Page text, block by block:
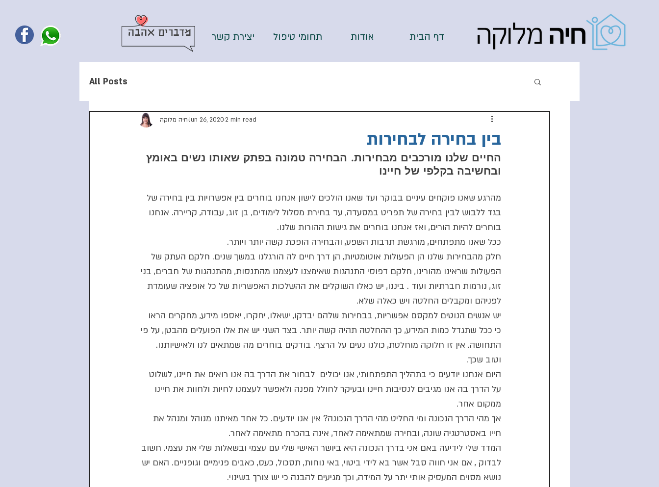
יצירת קשר תחומי טיפול אודות דף הבית מדברים אהבה
All Posts
בין בחירה לבחירות
חיה מלוקהJun 26, 2020 2 min read
החיים שלנו מורכבים מבחירות. הבחירה טמונה בפתק שאותו נשים באומץ
ובחשיבה בקלפי של חיינו
מהרגע שאנו פוקחים עיניים בבוקר ועד שאנו הולכים לישון אנחנו בוחרים בין אפשרויות בין בחירה של
בגד ללבוש לבין בחירה של תפריט במסעדה, עד בחירת מסלול לימודים, בן זוג, עבודה, קריירה. אנחנו
בוחרים להיות הורים, ואז אנחנו בוחרים את גישות ההורות שלנו.
ככל שאנו מתפתחים, מורגשת תרבות השפע, והבחירה הופכת קשה יותר ויותר.
חלק מהבחירות שלנו הן הפעולות אוטומטיות, הן דרך חיים לה הורגלנו במשך שנים. חלקם העתק של
הפעולות שראינו מהורינו, חלקם דפוסי התנהגות שאימצנו לעצמנו מהתנסות, מהתנהגות של חברים, בני
זוג, נורמות חברתיות ועוד . ביננו, יש כאלו השוקלים את ההשלכות האפשריות של כל אופציה שעומדת
לפניהם ומקבלים החלטה ויש כאלה שלא.
יש אנשים הנוטים למקסם אפשריות, בבחירות שלהם יבדקו, ישאלו, יחקרו, יאספו מידע, מחקרים הראו
כי ככל שתגדל כמות המידע, כך ההחלטה תהיה קשה יותר. בצד השני יש את אלו הפועלים מהבטן, על פי
התחושה. אין זו חלוקה מוחלטת, כולנו נעים על הרצף. בודקים בוחרים מה שמתאים לנו ולאישיותנו.
וטוב שכך.
היום אנחנו יודעים כי בתהליך התפתחותי, אנו יכולים  לבחור את הדרך בה אנו רואים את חיינו, לשלוט
על הדרך בה אנו מגיבים לנסיבות חיינו ובעיקר לחולל מפנה ולאפשר לעצמנו לחיות ולחוות את חיינו
ממקום אחר.
אך מהי הדרך הנכונה ומי החליט מהי הדרך הנכונה? אין אנו יודעים. כל אחד מאיתנו מנוהל ומנהל את
חייו באסטרטגיה שונה, ובחירה שמתאימה לאחד, אינה בהכרח מתאימה לאחר.
המדד שלי לידיעה באם אני בדרך הנכונה היא ביושר האישי שלי עם עצמי ובשאלות שלי את עצמי. חשוב
לבדוק , אם אני חווה סבל אשר בא לידי ביטוי, באי נוחות, תסכול, כעס, כאבים פנימיים וגופניים. האם יש
נושא מסוים המעסיק אותי יתר על המידה, וכך מגיעים להבנה כי יש צורך בשינוי.